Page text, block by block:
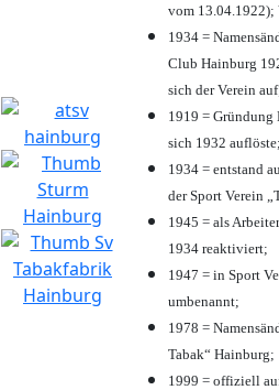
vom 13.04.1922);
1934 =
Club Hainburg
sich der Verein
1919 = Gründung
sich 1932 auflöste;
1934 = entstand
der Sport Verein
1945 = als
1934 reaktiviert;
1947 = in Sport
umbenannt;
1978 =
Tabak“ Hainburg;
1999 = offiziell